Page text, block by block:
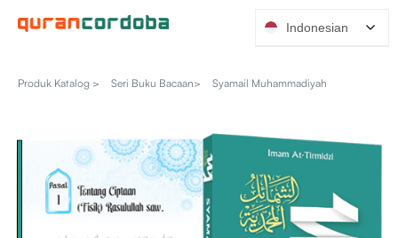
Produk Katalog > Seri Buku Bacaan> Syamail Muhammadiyah
Indonesian